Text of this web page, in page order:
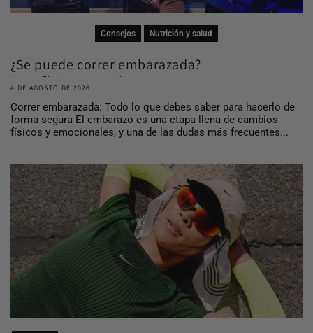
Consejos Nutrición y salud
¿Se puede correr embarazada?
Beneficios, consej...
4 DE AGOSTO DE 2026
Correr embarazada: Todo lo que debes saber para hacerlo de
forma segura El embarazo es una etapa llena de cambios
físicos y emocionales, y una de las dudas más frecuentes...